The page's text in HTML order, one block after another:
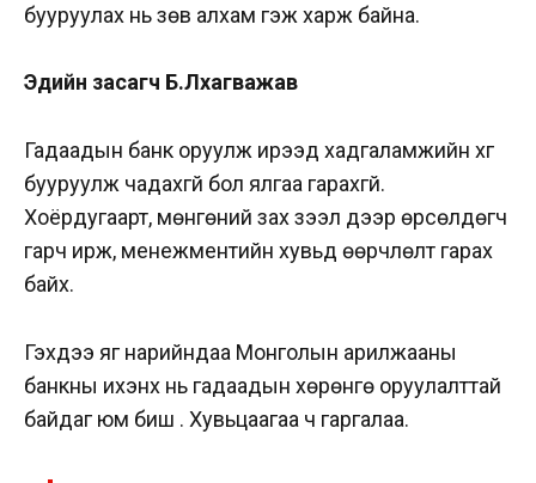
бууруулах нь зөв алхам гэж харж байна.
Эдийн засагч Б.Лхагважав
Гадаадын банк оруулж ирээд хадгаламжийн хүүг
бууруулж чадахгүй бол ялгаа гарахгүй.
Хоёрдугаарт, мөнгөний зах зээл дээр өрсөлдөгч
гарч ирж, менежментийн хувьд өөрчлөлт гарах
байх.
Гэхдээ яг нарийндаа Монголын арилжааны
банкны ихэнх нь гадаадын хөрөнгө оруулалттай
байдаг юм биш үү. Хувьцаагаа ч гаргалаа.